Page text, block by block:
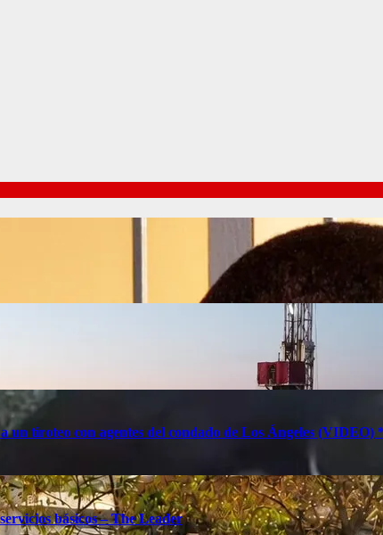
un tiroteo con agentes del condado de Los Ángeles
básicos – The Leader